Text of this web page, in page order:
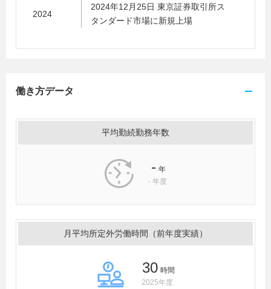
2024
2024年12月25日 東京証券取引所ス
タンダード市場に新規上場
働き方データ
平均勤続勤務年数
- 年
- 年度
月平均所定外労働時間（前年度実績）
30 時間
2025年度